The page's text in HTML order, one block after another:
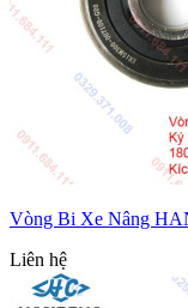
Vòng Bi Xe Nâng
Liên hệ